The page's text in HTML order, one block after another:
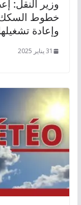
وزير النقل:
خطوط السكك
وإعادة
31 يناير 2025